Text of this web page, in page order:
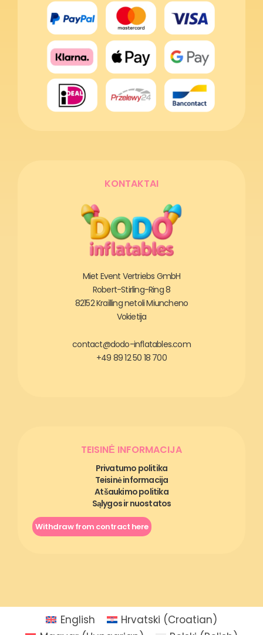
KONTAKTAI
Miet Event Vertriebs GmbH
Robert-Stirling-Ring 8
82152 Krailling netoli Miuncheno
Vokietija
contact@dodo-inflatables.com
+49 89 12 50 18 700
TEISINĖ INFORMACIJA
Privatumo politika
Teisinė informacija
Atšaukimo politika
Sąlygos ir nuostatos
Withdraw from contract here
English Hrvatski (Croatian)